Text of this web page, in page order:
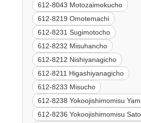
612-8043 Motozaimokucho
612-8219 Omotemachi
612-8231 Sugimotocho
612-8232 Misuhancho
612-8212 Nishiyanagicho
612-8211 Higashiyanagicho
612-8233 Misucho
612-8238 Yokoojishimomisu
612-8236 Yokoojishimomisu